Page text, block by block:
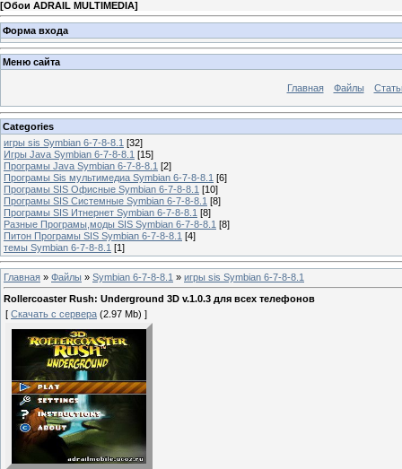
[Обои ADRAIL MULTIMEDIA]
Форма входа
Меню сайта
Главная Файлы
Categories
игры sis Symbian 6-7-8-8.1 [32]
Игры Java Symbian 6-7-8-8.1 [15]
Програмы Java Symbian 6-7-8-8.1 [2]
Програмы Sis мультимедиа Symbian 6-7-8-8.1 [6]
Програмы SIS Офисные Symbian 6-7-8-8.1 [10]
Програмы SIS Системные Symbian 6-7-8-8.1 [8]
Програмы SIS Итнернет Symbian 6-7-8-8.1 [8]
Разные Програмы,моды SIS Symbian 6-7-8-8.1 [8]
Питон Програмы SIS Symbian 6-7-8-8.1 [4]
темы Symbian 6-7-8-8.1 [1]
Главная » Файлы » Symbian 6-7-8-8.1 » игры sis Symbian 6-7-8-8.1
Rollercoaster Rush: Underground 3D v.1.0.3 для всех телефонов
[ Скачать с сервера (2.97 Mb) ]